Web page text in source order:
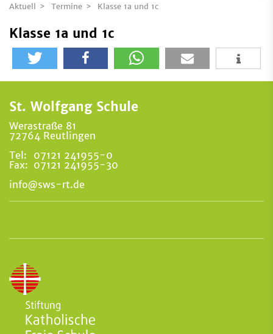
Aktuell Termine Klasse 1a und 1c
Klasse 1a und 1c
St. Wolfgang Schule
Werastraße 81
72764 Reutlingen
Tel:
07121 241955-0
Fax: 07121 241955-30
info@sws-rt.de